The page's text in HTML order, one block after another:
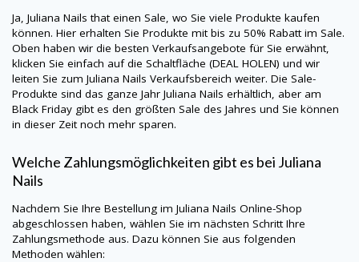
Ja, Juliana Nailsthat einen Sale, wo Sie viele Produkte kaufen
können. Hier erhalten Sie Produkte mit bis zu 50% Rabatt im Sale.
Oben haben wir die besten Verkaufsangebote für Sie erwähnt,
klicken Sie einfach auf die Schaltfläche (DEAL HOLEN) und wir
leiten Sie zum Juliana Nails Verkaufsbereich weiter. Die Sale-
Produkte sind das ganze Jahr Juliana Nails erhältlich, aber am
Black Friday gibt es den größten Sale des Jahres und Sie können
in dieser Zeit noch mehr sparen.
Welche Zahlungsmöglichkeiten gibt es bei Juliana
Nails
Nachdem Sie Ihre Bestellung im Juliana Nails Online-Shop
abgeschlossen haben, wählen Sie im nächsten Schritt Ihre
Zahlungsmethode aus. Dazu können Sie aus folgenden
Methoden wählen: